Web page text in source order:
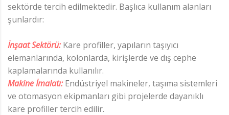
sektörde tercih edilmektedir. Başlıca kullanım alanları
şunlardır:
İnşaat Sektörü: Kare profiller, yapıların taşıyıcı
elemanlarında, kolonlarda, kirişlerde ve dış cephe
kaplamalarında kullanılır.
Makine İmalatı: Endüstriyel makineler, taşıma sistemleri
ve otomasyon ekipmanları gibi projelerde dayanıklı
kare profiller tercih edilir.